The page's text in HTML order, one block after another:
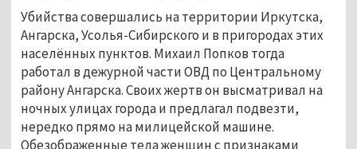
Убийства совершались на территории Иркутска,
Ангарска, Усолья-Сибирского и в пригородах этих
населённых пунктов. Михаил Попков тогда
работал в дежурной части ОВД по Центральному
району Ангарска. Своих жертв он высматривал на
ночных улицах города и предлагал подвезти,
нередко прямо на милицейской машине.
Обезображенные тела женщин с признаками